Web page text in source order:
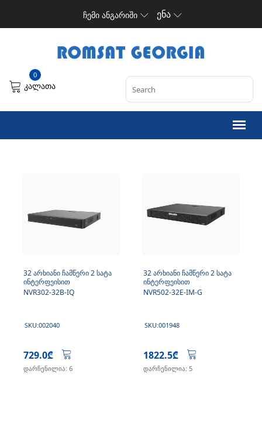
ჩემი ანგარიში ენა
0
კალათა
32 არხიანი ჩამწერი 2 სატა
ინტერფეისით
NVR302-32B-IQ
SKU:002040
729.0₾
დარჩენილია: 6
32 არხიანი ჩამწერი 2 სატა
ინტერფეისით
NVR502-32E-IM-G
SKU:001948
1822.5₾
დარჩენილია: 5